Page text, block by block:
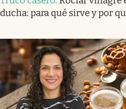
ducha: para qué sirve y por